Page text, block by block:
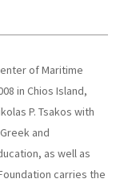
of Maritime
in Chios Island,
P. Tsakos with
and
as well as
carries the